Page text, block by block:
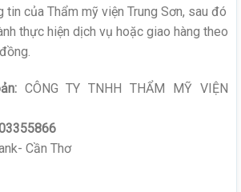
của Thẩm mỹ viện Trung Sơn, sau đó
thực hiện dịch vụ hoặc giao hàng theo
CÔNG TY TNHH THẨM MỸ VIỆN
Cần Thơ